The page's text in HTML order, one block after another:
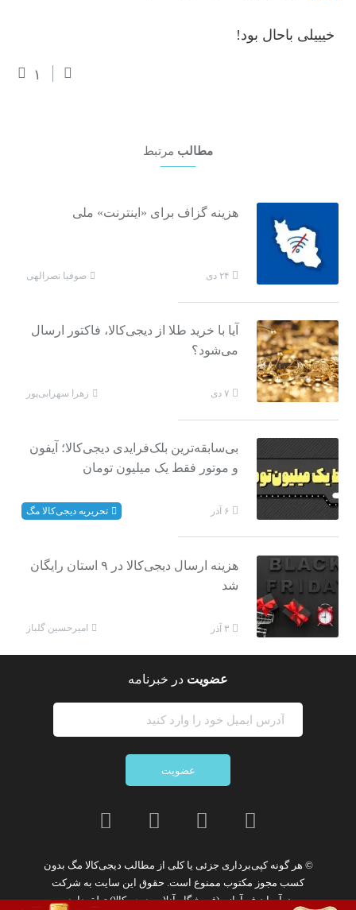
خیییلی باحال بود!
۱
مطالب مرتبط
هزینه گزاف برای «اینترنت» ملی
۲۴ دی صوفیا نصرالهی
آیا با خرید طلا از دیجی‌کالا، فاکتور ارسال
می‌شود؟
۷ دی زهرا سهرابی‌پور
بی‌سابقه‌ترین بلک‌فرایدی دیجی‌کالا؛ آیفون
و موتور فقط یک میلیون تومان
۶ آذر تحریریه دیجی‌کالا مگ
هزینه ارسال دیجی‌کالا در ۹ استان رایگان
شد
۳ آذر امیرحسین گلباز
عضویت در خبرنامه
عضویت
© هر گونهکپی‌برداری جزئی یا کلی از مطالب دیجی‌کالا مگ بدون
کسب مجوز مکتوب ممنوع است. حقوق این سایت به شرکت
نوآوران فن‌آوازه (فروشگاه آنلاین دیجی‌کالا)تعلق دارد.